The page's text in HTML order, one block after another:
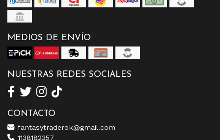
MEDIOS DE ENVÍO
NUESTRAS REDES SOCIALES
CONTACTO
fantasytraderok@gmail.com
1138182357